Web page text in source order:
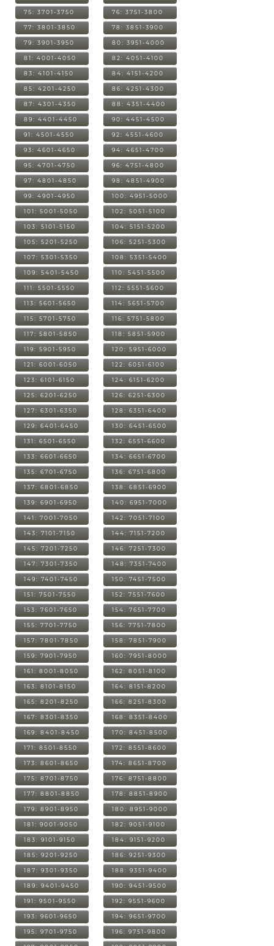
75: 3701-3750 76: 3751-3800
77: 3801-3850 78: 3851-3900
79: 3901-3950 80: 3951-4000
81: 4001-4050 82: 4051-4100
83: 4101-4150 84: 4151-4200
85: 4201-4250 86: 4251-4300
87: 4301-4350 88: 4351-4400
89: 4401-4450 90: 4451-4500
91: 4501-4550 92: 4551-4600
93: 4601-4650 94: 4651-4700
95: 4701-4750 96: 4751-4800
97: 4801-4850 98: 4851-4900
99: 4901-4950 100: 4951-5000
101: 5001-5050 102: 5051-5100
103: 5101-5150 104: 5151-5200
105: 5201-5250 106: 5251-5300
107: 5301-5350 108: 5351-5400
109: 5401-5450 110: 5451-5500
111: 5501-5550 112: 5551-5600
113: 5601-5650 114: 5651-5700
115: 5701-5750 116: 5751-5800
117: 5801-5850 118: 5851-5900
119: 5901-5950 120: 5951-6000
121: 6001-6050 122: 6051-6100
123: 6101-6150 124: 6151-6200
125: 6201-6250 126: 6251-6300
127: 6301-6350 128: 6351-6400
129: 6401-6450 130: 6451-6500
131: 6501-6550 132: 6551-6600
133: 6601-6650 134: 6651-6700
135: 6701-6750 136: 6751-6800
137: 6801-6850 138: 6851-6900
139: 6901-6950 140: 6951-7000
141: 7001-7050 142: 7051-7100
143: 7101-7150 144: 7151-7200
145: 7201-7250 146: 7251-7300
147: 7301-7350 148: 7351-7400
149: 7401-7450 150: 7451-7500
151: 7501-7550 152: 7551-7600
153: 7601-7650 154: 7651-7700
155: 7701-7750 156: 7751-7800
157: 7801-7850 158: 7851-7900
159: 7901-7950 160: 7951-8000
161: 8001-8050 162: 8051-8100
163: 8101-8150 164: 8151-8200
165: 8201-8250 166: 8251-8300
167: 8301-8350 168: 8351-8400
169: 8401-8450 170: 8451-8500
171: 8501-8550 172: 8551-8600
173: 8601-8650 174: 8651-8700
175: 8701-8750 176: 8751-8800
177: 8801-8850 178: 8851-8900
179: 8901-8950 180: 8951-9000
181: 9001-9050 182: 9051-9100
183: 9101-9150 184: 9151-9200
185: 9201-9250 186: 9251-9300
187: 9301-9350 188: 9351-9400
189: 9401-9450 190: 9451-9500
191: 9501-9550 192: 9551-9600
193: 9601-9650 194: 9651-9700
195: 9701-9750 196: 9751-9800